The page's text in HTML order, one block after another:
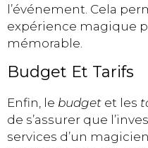
l’événement. Cela
expérience magique
mémorable.
Budget Et Tarifs
Enfin, le budget et les
de s’assurer que
services d’un